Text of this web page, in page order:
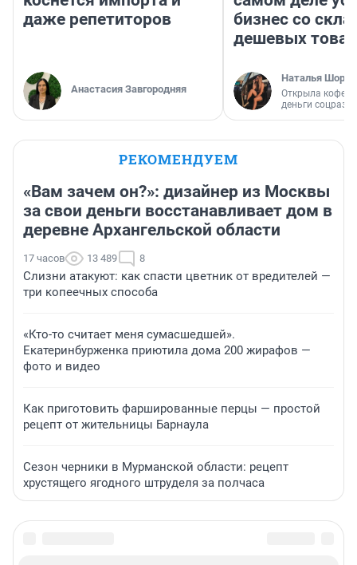
даже репетиторов
Анастасия Завгородняя
бизнес со
дешевых
Наталья
Открыла
деньги
РЕКОМЕНДУЕМ
«Вам зачем он?»: дизайнер из Москвы
за свои деньги восстанавливает дом в
деревне Архангельской области
17 часов 13 489 8
Слизни атакуют: как спасти цветник от вредителей —
три копеечных способа
«Кто-то считает меня сумасшедшей».
Екатеринбурженка приютила дома 200 жирафов —
фото и видео
Как приготовить фаршированные перцы — простой
рецепт от жительницы Барнаула
Сезон черники в Мурманской области: рецепт
хрустящего ягодного штруделя за полчаса